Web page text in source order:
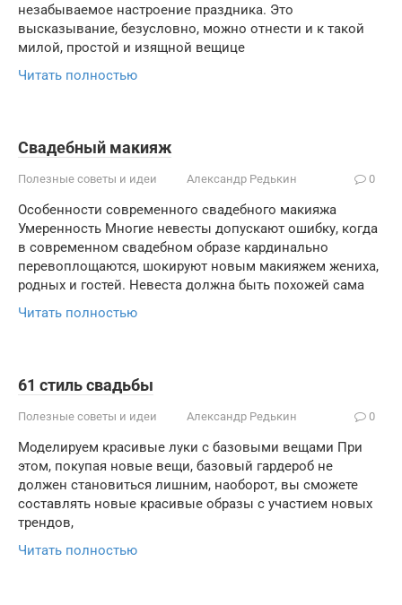
незабываемое настроение праздника. Это
высказывание, безусловно, можно отнести и к такой
милой, простой и изящной вещице
Читать полностью
Свадебный макияж
Полезные советы и идеи Александр Редькин 0
Особенности современного свадебного макияжа
Умеренность Многие невесты допускают ошибку, когда
в современном свадебном образе кардинально
перевоплощаются, шокируют новым макияжем жениха,
родных и гостей. Невеста должна быть похожей сама
Читать полностью
61 стиль свадьбы
Полезные советы и идеи Александр Редькин 0
Моделируем красивые луки с базовыми вещами При
этом, покупая новые вещи, базовый гардероб не
должен становиться лишним, наоборот, вы сможете
составлять новые красивые образы с участием новых
трендов,
Читать полностью